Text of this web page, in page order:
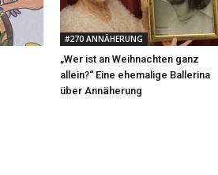
#270 ANNÄHERUNG
„Wer ist an Weihnachten ganz
allein?“ Eine ehemalige Ballerina
über Annäherung